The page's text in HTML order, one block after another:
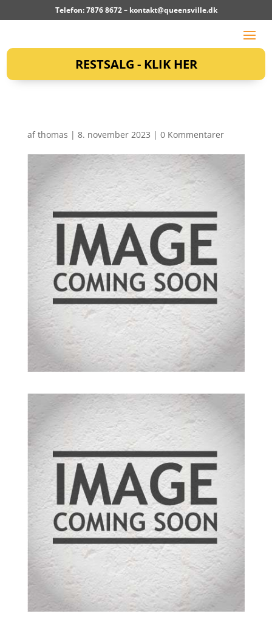
Telefon: 7876 8672 – kontakt@queensville.dk
RESTSALG - KLIK HER
afthomas | 8. november 2023 | 0 Kommentarer